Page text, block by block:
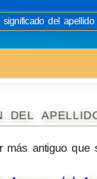
del apellido
del
más antiguo